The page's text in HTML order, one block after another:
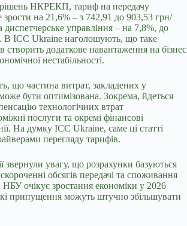
рішень НКРЕКП, тариф на передачу
зрости на 21,6% – з 742,91 до 903,53 грн/
управління – на 7,8%, до
В ICC Ukraine наголошують, що таке
створить додаткове навантаження на бізнес
нестабільності.
що частина витрат, закладених у
бути оптимізована. Зокрема, йдеться
технологічних втрат
послуги та окремі фінансові
На думку ICC Ukraine, саме ці статті
перегляду тарифів.
звернули увагу, що розрахунки базуються
обсягів передачі та споживання
НБУ очікує зростання економіки у 2026
припущення можуть штучно збільшувати